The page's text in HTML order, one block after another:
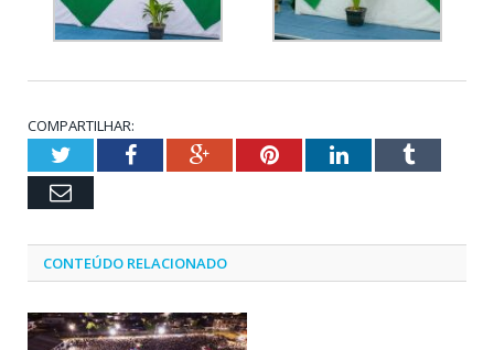
COMPARTILHAR:
TwitterFacebookGoogle+PinterestLinkedInTumblr
Email
CONTEÚDO RELACIONADO